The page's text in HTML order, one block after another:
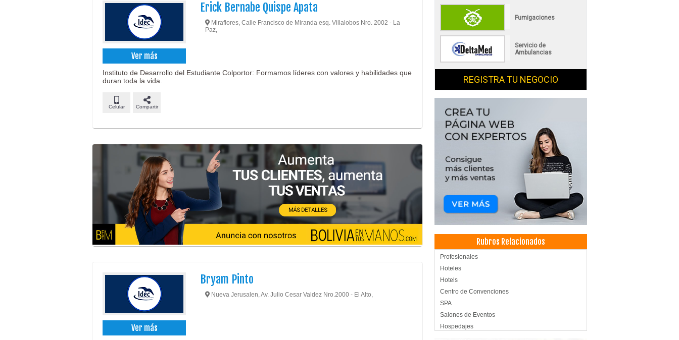
Ver más
Erick Bernabe Quispe Apata
Miraflores, Calle Francisco de Miranda esq. Villalobos Nro. 2002 - La
Paz,
Instituto de Desarrollo del Estudiante Colportor: Formamos líderes con valores y habilidades que
duran toda la vida.
Celular Compartir
Ver más
Bryam Pinto
Nueva Jerusalen, Av. Julio Cesar Valdez Nro.2000 - El Alto,
Fumigaciones
Servicio de
Ambulancias
REGISTRA TU NEGOCIO
Rubros Relacionados
Profesionales
Hoteles
Hotels
Centro de Convenciones
SPA
Salones de Eventos
Hospedajes